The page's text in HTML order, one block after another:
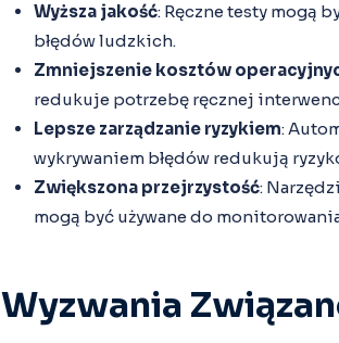
Wyższa jakość: Ręczne testy mogą
błędów ludzkich.
Zmniejszenie kosztów
redukuje potrzebę ręcznej
Lepsze zarządzanie ryzykiem:
wykrywaniem błędów redukują
Zwiększona przejrzystość:
mogą być używane do
Wyzwania